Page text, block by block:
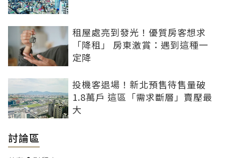
租屋處亮到發光！優質房客想求
「降租」 房東激賞：遇到這種一
定降
投機客退場！新北預售待售量破
1.8萬戶 這區「需求斷層」賣壓最
大
討論區